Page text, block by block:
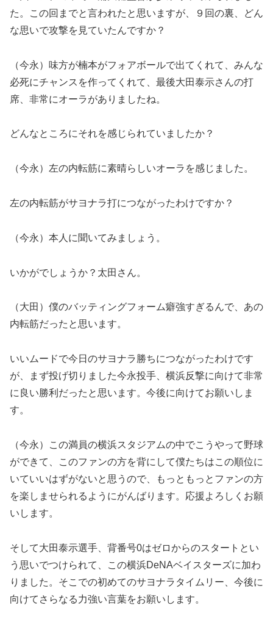
た。この回までと言われたと思いますが、９回の裏、どん
な思いで攻撃を見ていたんですか？
（今永）味方が楠本がフォアボールで出てくれて、みんな
必死にチャンスを作ってくれて、最後大田泰示さんの打
席、非常にオーラがありましたね。
どんなところにそれを感じられていましたか？
（今永）左の内転筋に素晴らしいオーラを感じました。
左の内転筋がサヨナラ打につながったわけですか？
（今永）本人に聞いてみましょう。
いかがでしょうか？太田さん。
（大田）僕のバッティングフォーム癖強すぎるんで、あの
内転筋だったと思います。
いいムードで今日のサヨナラ勝ちにつながったわけです
が、まず投げ切りました今永投手、横浜反撃に向けて非常
に良い勝利だったと思います。今後に向けてお願いしま
す。
（今永）この満員の横浜スタジアムの中でこうやって野球
ができて、このファンの方を背にして僕たちはこの順位に
いていいはずがないと思うので、もっともっとファンの方
を楽しませられるようにがんばります。応援よろしくお願
いします。
そして大田泰示選手、背番号0はゼロからのスタートとい
う思いでつけられて、この横浜DeNAベイスターズに加わ
りました。そこでの初めてのサヨナラタイムリー、今後に
向けてさらなる力強い言葉をお願いします。